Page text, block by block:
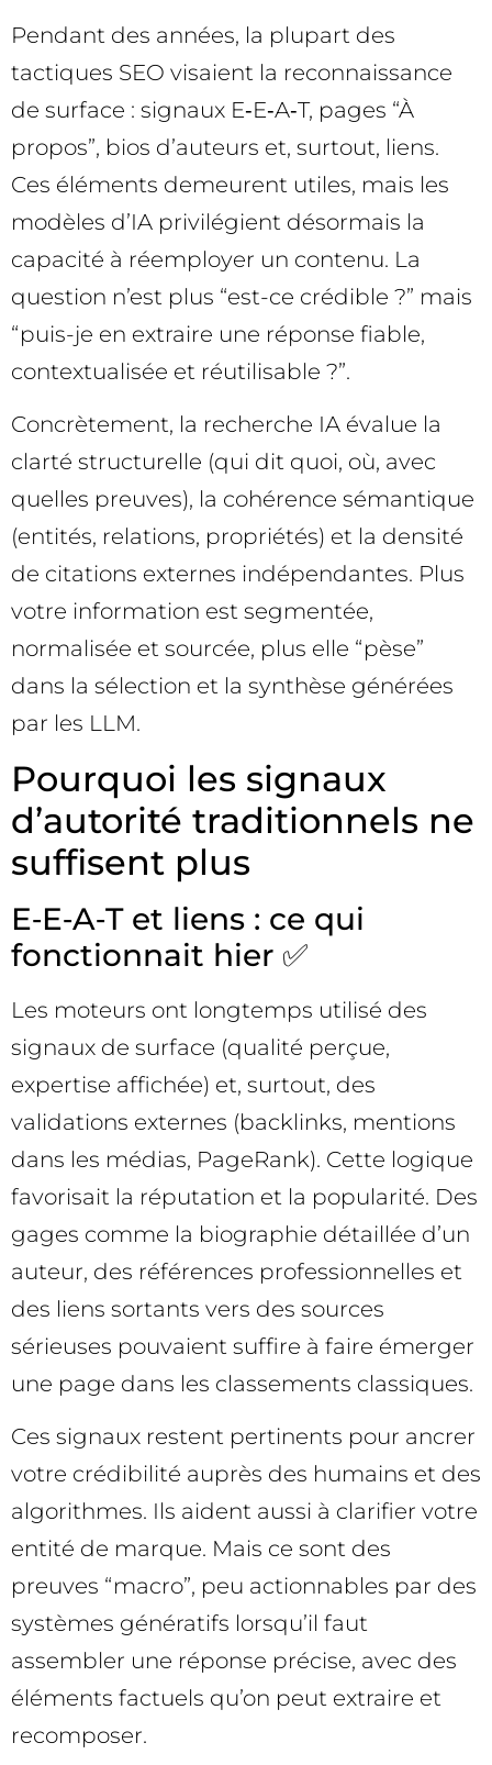
Pendant des années, la plupart des
tactiques SEO visaient la reconnaissance
de surface : signaux E‑E‑A‑T, pages “À
propos”, bios d’auteurs et, surtout, liens.
Ces éléments demeurent utiles, mais les
modèles d’IA privilégient désormais la
capacité à réemployer un contenu. La
question n’est plus “est-ce crédible ?” mais
“puis-je en extraire une réponse fiable,
contextualisée et réutilisable ?”.
Concrètement, la recherche IA évalue la
clarté structurelle (qui dit quoi, où, avec
quelles preuves), la cohérence sémantique
(entités, relations, propriétés) et la densité
de citations externes indépendantes. Plus
votre information est segmentée,
normalisée et sourcée, plus elle “pèse”
dans la sélection et la synthèse générées
par les LLM.
Pourquoi les signaux
d’autorité traditionnels ne
suffisent plus
E‑E‑A‑T et liens : ce qui
fonctionnait hier ✅
Les moteurs ont longtemps utilisé des
signaux de surface (qualité perçue,
expertise affichée) et, surtout, des
validations externes (backlinks, mentions
dans les médias, PageRank). Cette logique
favorisait la réputation et la popularité. Des
gages comme la biographie détaillée d’un
auteur, des références professionnelles et
des liens sortants vers des sources
sérieuses pouvaient suffire à faire émerger
une page dans les classements classiques.
Ces signaux restent pertinents pour ancrer
votre crédibilité auprès des humains et des
algorithmes. Ils aident aussi à clarifier votre
entité de marque. Mais ce sont des
preuves “macro”, peu actionnables par des
systèmes génératifs lorsqu’il faut
assembler une réponse précise, avec des
éléments factuels qu’on peut extraire et
recomposer.